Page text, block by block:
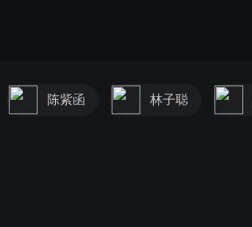
陈紫函 林子聪